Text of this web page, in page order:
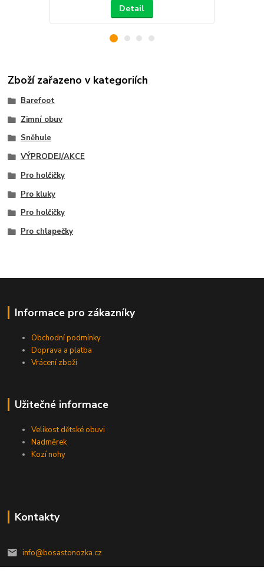
Detail
Zboží zařazeno v kategoriích
Barefoot
Zimní obuv
Sněhule
VÝPRODEJ/AKCE
Pro holčičky
Pro kluky
Pro holčičky
Pro chlapečky
Informace pro zákazníky
Obchodní podmínky
Doprava a platba
Vrácení zboží
Užitečné informace
Velikost dětské obuvi
Nadměrek
Kozí nohy
Kontakty
info@bosastonozka.cz